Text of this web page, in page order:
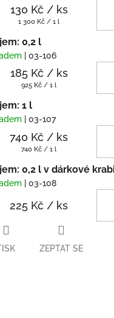
130 Kč / ks
Měrná
1 300 Kč / 1 l
0,2 l
| 03-106
185 Kč / ks
Měrná
925 Kč / 1 l
1 l
| 03-107
740 Kč / ks
Měrná
740 Kč / 1 l
0,2 l v dárkové
| 03-108
225 Kč / ks
ZEPTAT SE